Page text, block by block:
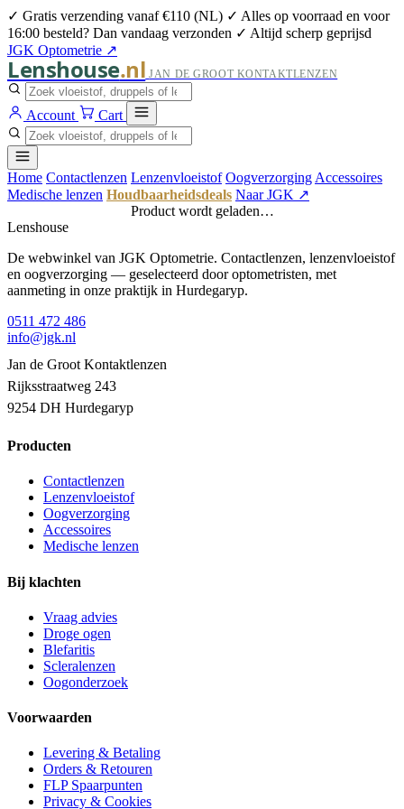
✓ Gratis verzending vanaf €110 (NL) ✓ Alles op voorraad en voor
16:00 besteld? Dan vandaag verzonden ✓ Altijd scherp geprijsd
JGK Optometrie ↗
Lenshouse.nl JAN DE GROOT KONTAKTLENZEN
Account Cart
Home Contactlenzen Lenzenvloeistof Oogverzorging Accessoires
Medische lenzen Houdbaarheidsdeals Naar JGK ↗
Product wordt geladen…
Lenshouse
De webwinkel van JGK Optometrie. Contactlenzen, lenzenvloeistof
en oogverzorging — geselecteerd door optometristen, met
aanmeting in onze praktijk in Hurdegaryp.
0511 472 486
info@jgk.nl
Jan de Groot Kontaktlenzen
Rijksstraatweg 243
9254 DH Hurdegaryp
Producten
Contactlenzen
Lenzenvloeistof
Oogverzorging
Accessoires
Medische lenzen
Bij klachten
Vraag advies
Droge ogen
Blefaritis
Scleralenzen
Oogonderzoek
Voorwaarden
Levering & Betaling
Orders & Retouren
FLP Spaarpunten
Privacy & Cookies